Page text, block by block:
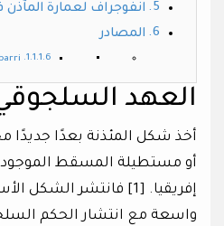
انفوجراف لعمارة
المصادر
العهد
أخذ شكل المئذنة بعدًا جديدًا
أو مستطيلة المسقط
إفريقيا. [1] فانتشر
واسعة مع انتشار الحكم